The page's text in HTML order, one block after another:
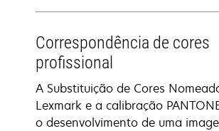
Correspondência de cores
profissional
A Substituição de Cores
Lexmark e a calibração
o desenvolvimento de uma